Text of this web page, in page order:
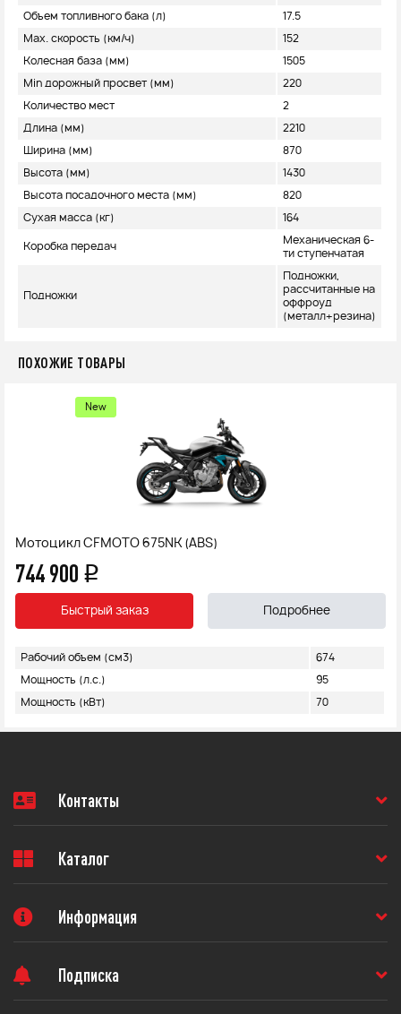
Объем топливного бака (л) 17.5
Max. скорость (км/ч) 152
Колесная база (мм) 1505
Min дорожный просвет (мм) 220
Количество мест 2
Длина (мм) 2210
Ширина (мм) 870
Высота (мм) 1430
Высота посадочного места (мм) 820
Сухая масса (кг) 164
Коробка передач
Механическая 6-
ти ступенчатая
Подножки
Подножки,
рассчитанные на
оффроуд
(металл+резина)
ПОХОЖИЕ ТОВАРЫ
New
Мотоцикл CFMOTO 675NK (ABS)
744 900 q
Быстрый заказ Подробнее
Рабочий объем (см3) 674
Мощность (л.с.) 95
Мощность (кВт) 70
Контакты
Каталог
Информация
Подписка